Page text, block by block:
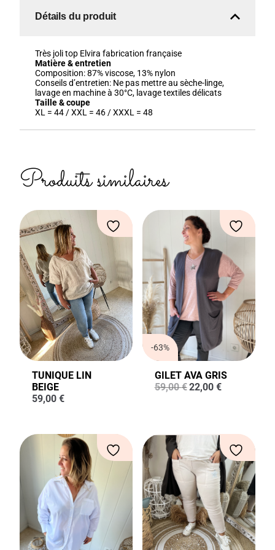
Détails du produit
Très joli top Elvira fabrication française
Matière & entretien
Composition:87% viscose, 13% nylon
Conseils d’entretien: Ne pas mettre au sèche-linge,
lavage en machine à 30°C, lavage textiles délicats
Taille & coupe
XL = 44 / XXL = 46 / XXXL = 48
Produits similaires
TUNIQUE LIN
BEIGE
59,00 €
-63%
GILET AVA GRIS
59,00€Le
59,00 €.
22,00 €Le
22,00 €.